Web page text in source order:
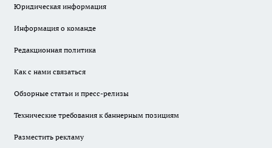
Юридическая информация
Информация о команде
Редакционная политика
Как с нами связаться
Обзорные статьи и пресс-релизы
Технические требования к баннерным позициям
Разместить рекламу